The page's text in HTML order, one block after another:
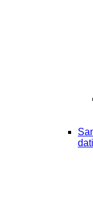
dati